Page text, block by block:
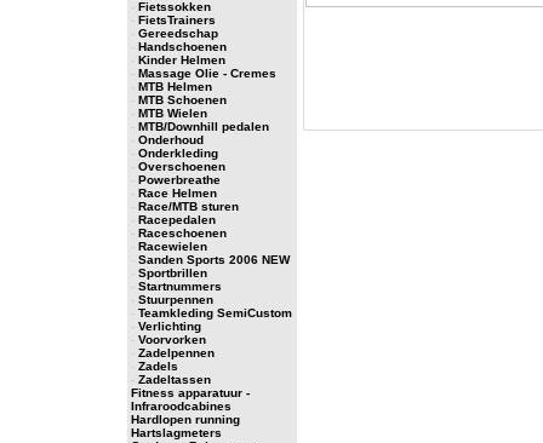
- Fietssokken
- FietsTrainers
- Gereedschap
- Handschoenen
- Kinder Helmen
- Massage Olie - Cremes
- MTB Helmen
- MTB Schoenen
- MTB Wielen
- MTB/Downhill pedalen
- Onderhoud
- Onderkleding
- Overschoenen
- Powerbreathe
- Race Helmen
- Race/MTB sturen
- Racepedalen
- Raceschoenen
- Racewielen
- Sanden Sports 2006 NEW
- Sportbrillen
- Startnummers
- Stuurpennen
- Teamkleding SemiCustom
- Verlichting
- Voorvorken
- Zadelpennen
- Zadels
- Zadeltassen
Fitness apparatuur -
Infraroodcabines
Hardlopen running
Hartslagmeters